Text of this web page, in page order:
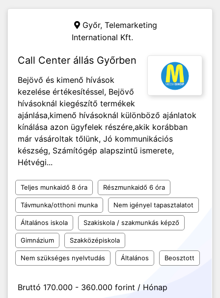
Győr, Telemarketing
International Kft.
Call Center állás Győrben
Bejövő és kimenő hívások
kezelése értékesítéssel, Bejövő
hívásoknál kiegészítő termékek
ajánlása,kimenő hívásoknál különböző ajánlatok
kínálása azon ügyfelek részére,akik korábban
már vásároltak tőlünk, Jó kommunikációs
készség, Számítógép alapszintű ismerete,
Hétvégi...
Teljes munkaidő 8 óra Részmunkaidő 6 óra
Távmunka/otthoni munka Nem igényel tapasztalatot
Általános iskola Szakiskola / szakmunkás képző
Gimnázium Szakközépiskola
Nem szükséges nyelvtudás Általános Beosztott
Bruttó 170.000 - 360.000 forint / Hónap